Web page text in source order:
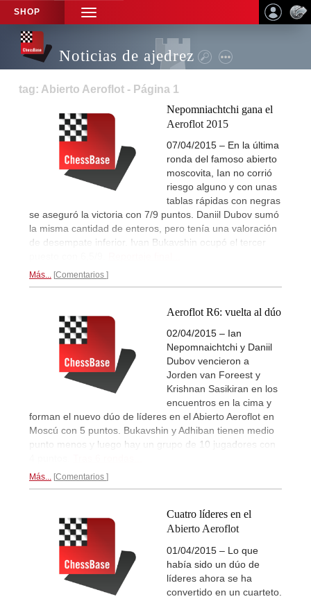
SHOP
TOGGLE
NAVIGATION
Noticias de ajedrez
tag: Abierto Aeroflot - Página 1
Nepomniachtchi gana el
Aeroflot 2015
07/04/2015 – En la última
ronda del famoso abierto
moscovita, Ian no corrió
riesgo alguno y con unas
tablas rápidas con negras
se aseguró la victoria con 7/9 puntos. Daniil Dubov sumó
la misma cantidad de enteros, pero tenía una valoración
de desempate inferior. Ivan Bukavshin ocupó el tercer
Más... Comentarios
Aeroflot R6: vuelta al dúo
02/04/2015 – Ian
Nepomnaichtchi y Daniil
Dubov vencieron a
Jorden van Foreest y
Krishnan Sasikiran en los
encuentros en la cima y
forman el nuevo dúo de líderes en el Abierto Aeroflot en
Moscú con 5 puntos. Bukavshin y Adhiban tienen medio
punto menos y luego hay un grupo de 10 jugadores con
Más... Comentarios
Cuatro líderes en el
Abierto Aeroflot
01/04/2015 – Lo que
había sido un dúo de
líderes ahora se ha
convertido en un cuarteto.